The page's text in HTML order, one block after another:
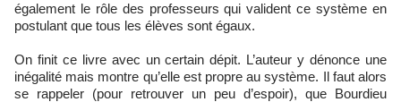
également le rôle des professeurs qui valident ce système en
postulant que tous les élèves sont égaux.
On finit ce livre avec un certain dépit. L’auteur y dénonce une
inégalité mais montre qu’elle est propre au système. Il faut alors
se rappeler (pour retrouver un peu d’espoir), que Bourdieu